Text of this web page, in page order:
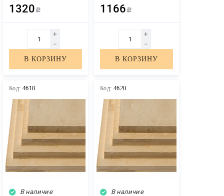
1320 Р
В КОРЗИНУ
1166 Р
В КОРЗИНУ
Код: 4618
В наличие
Код: 4620
В наличие